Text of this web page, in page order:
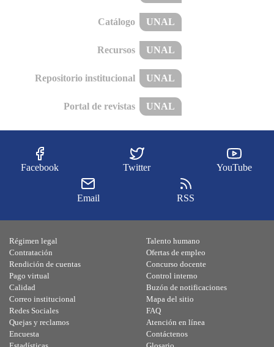
Catálogo UNAL
Recursos UNAL
Repositorio institucional UNAL
Portal de revistas UNAL
Facebook Twitter YouTube
Email RSS
Régimen legal
Contratación
Rendición de cuentas
Pago virtual
Calidad
Talento humano
Ofertas de empleo
Concurso docente
Control interno
Buzón de notificaciones
Correo institucional
Redes Sociales
Quejas y reclamos
Encuesta
Mapa del sitio
FAQ
Atención en línea
Contáctenos